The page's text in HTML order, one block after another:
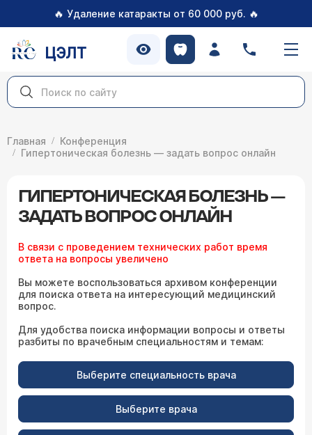
🔥 Удаление катаракты от 60 000 руб. 🔥
ЦЭЛТ
Главная
Конференция
Гипертоническая болезнь — задать вопрос онлайн
ГИПЕРТОНИЧЕСКАЯ БОЛЕЗНЬ —
ЗАДАТЬ ВОПРОС ОНЛАЙН
В связи с проведением технических работ время
ответа на вопросы увеличено
Вы можете воспользоваться архивом конференции
для поиска ответа на интересующий медицинский
вопрос.
Для удобства поиска информации вопросы и ответы
разбиты по врачебным специальностям и темам:
Выберите специальность врача
Выберите врача